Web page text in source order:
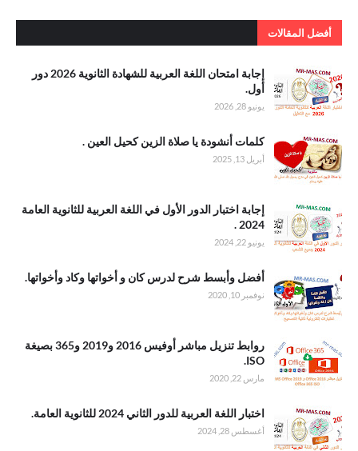
أفضل المقالات
. إجابة امتحان
اللغة العربية
للشهادة
الثانوية 2026
دور أول
إجابة امتحان اللغة العربية للشهادة الثانوية 2026 دور
أول.
يونيو 28, 2026
.كلمات أنشودة
يا صلاة الزين
كحيل العين
كلمات أنشودة يا صلاة الزين كحيل العين .
أبريل 13, 2025
.إجابة اختبار
الدور الأول في
اللغة العربية
للثانوية العامة
إجابة اختبار الدور الأول في اللغة العربية للثانوية العامة
2024 .
يونيو 22, 2024
.أفضل وأبسط
شرح لدرس
كان و أخواتها
وكاد وأخواتها
أفضل وأبسط شرح لدرس كان و أخواتها وكاد وأخواتها.
نوفمبر 10, 2020
. روابط تنزيل
مباشر أوفيس
2016 و2019
روابط تنزيل مباشر أوفيس 2016 و2019 و365 بصيغة
ISO.
مارس 22, 2020
.اختبار اللغة
العربية للدور
الثاني 2024
اختبار اللغة العربية للدور الثاني 2024 للثانوية العامة.
أغسطس 28, 2024